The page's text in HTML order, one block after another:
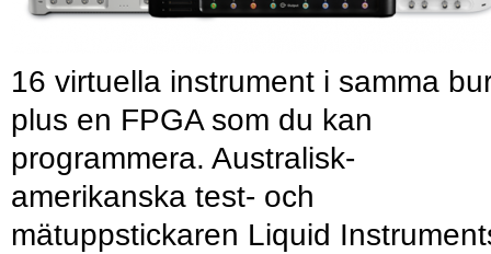
16 virtuella instrument i samma
plus en FPGA som du kan
programmera. Australisk-
amerikanska test- och
mätuppstickaren Liquid